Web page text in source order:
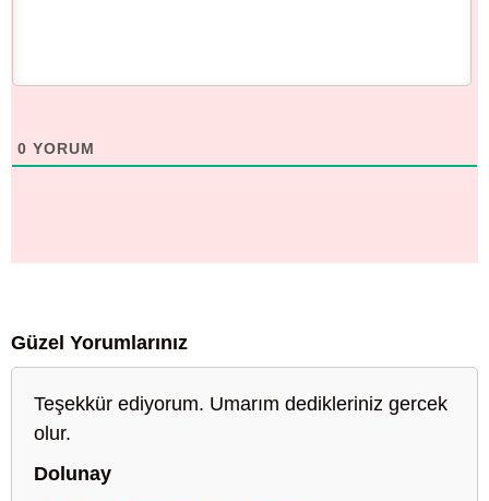
0 YORUM
Güzel Yorumlarınız
Teşekkür ediyorum. Umarım dedikleriniz gercek
olur.
Dolunay